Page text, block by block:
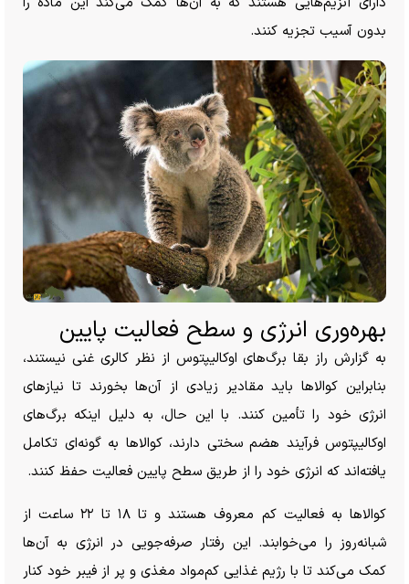
بدون آسیب تجزیه کنند.
بهره‌وری انرژی و سطح فعالیت پایین
به گزارش راز بقا برگ‌های اوکالیپتوس از نظر کالری غنی نیستند،
بنابراین کوالا‌ها باید مقادیر زیادی از آن‌ها بخورند تا نیاز‌های
انرژی خود را تأمین کنند. با این حال، به دلیل اینکه برگ‌های
اوکالیپتوس فرآیند هضم سختی دارند، کوالا‌ها به گونه‌ای تکامل
یافته‌اند که انرژی خود را از طریق سطح پایین فعالیت حفظ کنند.
کوالا‌ها به فعالیت کم معروف هستند و تا ۱۸ تا ۲۲ ساعت از
شبانه‌روز را می‌خوابند. این رفتار صرفه‌جویی در انرژی به آن‌ها
کمک می‌کند تا با رژیم غذایی کم‌مواد مغذی و پر از فیبر خود کنار